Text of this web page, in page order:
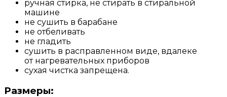
ручная стирка, не стирать в стиральной
машине
не сушить в барабане
не отбеливать
не гладить
сушить в расправленном виде, вдалеке
от нагревательных приборов
сухая чистка запрещена.
Размеры: